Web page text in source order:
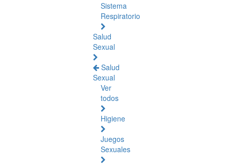
Sistema
Respiratorio
Salud
Sexual
Salud
Sexual
Ver
todos
Higiene
Juegos
Sexuales